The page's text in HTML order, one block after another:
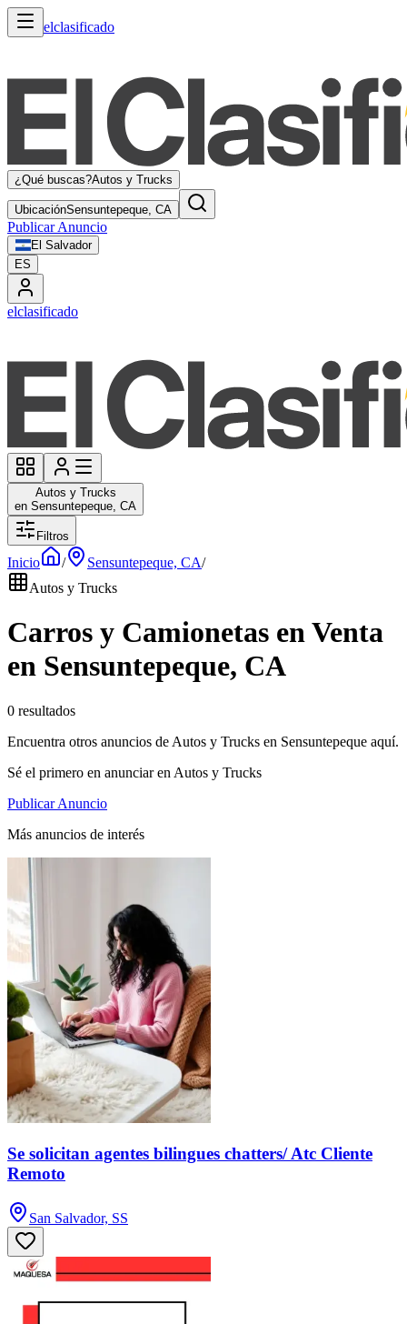
elclasificado
¿Qué buscas?Autos y Trucks
UbicaciónSensuntepeque, CA
Publicar Anuncio
El Salvador
ES
elclasificado
Autos y Trucks
en Sensuntepeque, CA
Filtros
Inicio / Sensuntepeque, CA/
Autos y Trucks
Carros y Camionetas en Venta
en Sensuntepeque, CA
0 resultados
Encuentra otros anuncios de Autos y Trucks en Sensuntepeque aquí.
Sé el primero en anunciar en Autos y Trucks
Publicar Anuncio
Más anuncios de interés
Se solicitan agentes bilingues chatters/ Atc Cliente
Remoto
San Salvador, SS